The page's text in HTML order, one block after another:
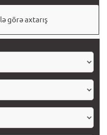
görə axtarış